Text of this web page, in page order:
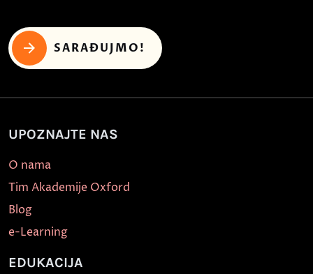
SARAĐUJMO!
UPOZNAJTE NAS
O nama
Tim Akademije Oxford
Blog
e-Learning
EDUKACIJA